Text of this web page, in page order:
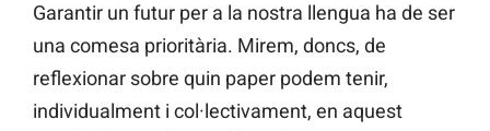
Garantir un futur per a la nostra llengua ha de ser
una comesa prioritària. Mirem, doncs, de
reflexionar sobre quin paper podem tenir,
individualment i col·lectivament, en aquest